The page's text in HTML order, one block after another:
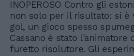
INOPEROSO Contro gli
non solo per il risultato: si è
gol, un gioco spesso
Cassano è stato l'animatore
furetto risolutore. Gli